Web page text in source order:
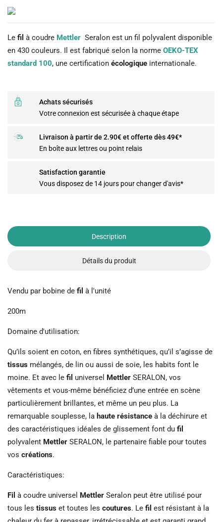
Le fil à coudre Mettler Seralon est un fil polyvalent disponible
en 430 couleurs. Il est fabriqué selon la norme OEKO-TEX
standard 100, une certification écologique internationale.
Achats sécurisés
Votre connexion est sécurisée à chaque étape
Livraison à partir de 2.90€ et offerte dès 49€*
En boîte aux lettres ou point relais
Satisfaction garantie
Vous disposez de 14 jours pour changer d'avis*
Description
Détails du produit
Vendu par bobine de fil à l'unité
200m
Domaine d'utilisation:
Qu’ils soient en coton, en fibres synthétiques, qu’il s’agisse de
tissus mélangés, de lin ou aussi de soie, les habits font le
moine. Et avec le fil universel Mettler SERALON, vos
vêtements et vous-même bénéficiez d’une entrée en scène
particulièrement brillantes, et même un peu plus. La
remarquable souplesse, la haute résistance à la déchirure et
des caractéristiques idéales de glissement font du fil
polyvalent Mettler SERALON, le partenaire fiable pour toutes
vos créations.
Caractéristiques:
Fil à coudre universel Mettler Seralon peut être utilisé pour
tous les tissus et toutes les coutures. Le fil est résistant à la